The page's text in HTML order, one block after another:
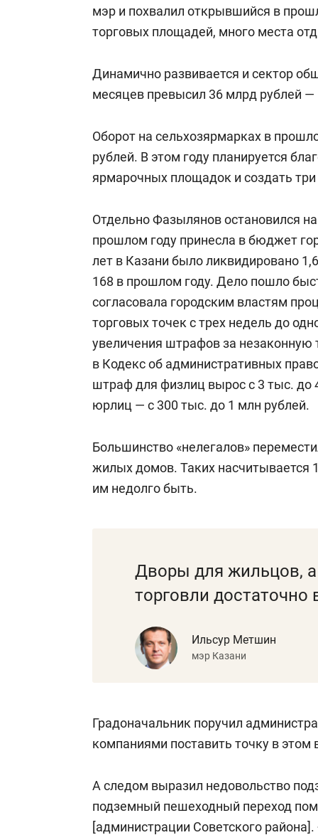
мэр и похвалил открывшийся в
торговых площадей, много места
Динамично развивается и сектор
месяцев превысил 36 млрд рублей —
Оборот на сельхозярмарках в
рублей. В этом году планируется
ярмарочных площадок и создать
Отдельно Фазылянов остановился
прошлом году принесла в бюджет
лет в Казани было ликвидировано
168 в прошлом году. Дело пошло
согласовала городским властям
торговых точек с трех недель до
увеличения штрафов за незаконную
в Кодекс об административных
штраф для физлиц вырос с 3 тыс. до
юрлиц — с 300 тыс. до 1 млн рублей.
Большинство «нелегалов»
жилых домов. Таких насчитывается
им недолго быть.
Дворы для жильцов,
торговли достаточно
Ильсур Метшин
мэр Казани
Градоначальник поручил
компаниями поставить точку в этом
А следом выразил недовольство
подземный пешеходный переход
[администрации Советского